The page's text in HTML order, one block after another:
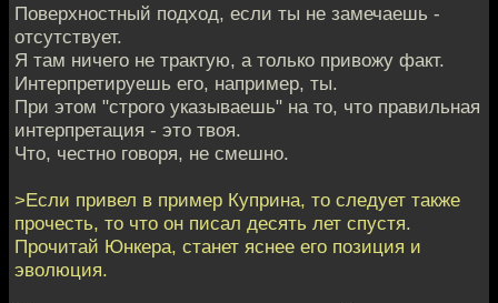
Поверхностный подход, если ты не замечаешь -
отсутствует.
Я там ничего не трактую, а только привожу факт.
Интерпретируешь его, например, ты.
При этом "строго указываешь" на то, что правильная
интерпретация - это твоя.
Что, честно говоря, не смешно.
>Если привел в пример Куприна, то следует также
прочесть, то что он писал десять лет спустя.
Прочитай Юнкера, станет яснее его позиция и
эволюция.